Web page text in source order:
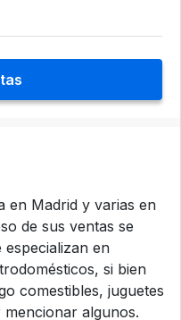
en Madrid y varias en
de sus ventas se
especializan en
si bien
comestibles, juguetes
algunos.